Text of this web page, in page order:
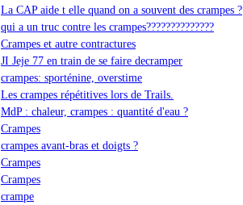
La CAP aide t elle quand on a souvent des crampes ?
qui a un truc contre les crampes??????????????
Crampes et autre contractures
JI Jeje 77 en train de se faire decramper
crampes: sporténine, overstime
Les crampes répétitives lors de Trails.
MdP : chaleur, crampes : quantité d'eau ?
Crampes
crampes avant-bras et doigts ?
Crampes
Crampes
crampe